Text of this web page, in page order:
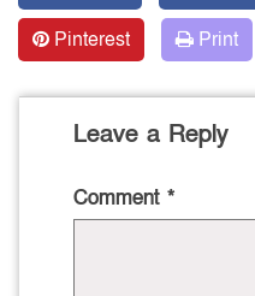
Pinterest
Print
Leave a Reply
Comment *